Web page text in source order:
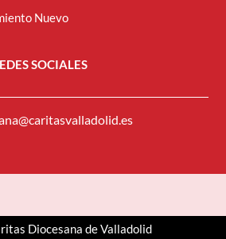
Nuevo
SOCIALES
Diocesana de Valladolid